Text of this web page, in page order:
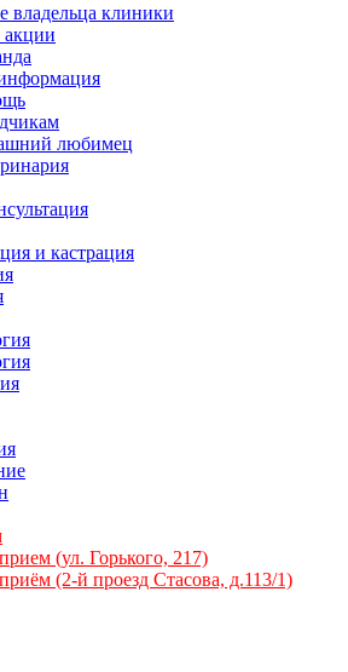
владельца клиники
любимец
и кастрация
(ул. Горького, 217)
(2-й проезд Стасова, д.113/1)